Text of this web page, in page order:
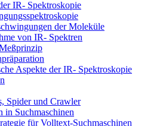
IR- Spektroskopie
der Moleküle
von IR- Spektren
Aspekte der IR- Spektroskopie
Spider und Crawler
in Suchmaschinen
für Volltext-Suchmaschinen